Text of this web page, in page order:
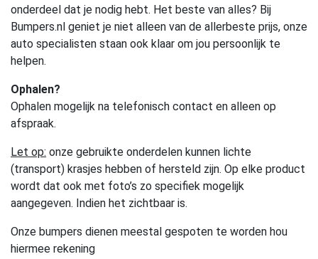
onderdeel dat je nodig hebt. Het beste van alles? Bij
Bumpers.nl geniet je niet alleen van de allerbeste prijs, onze
auto specialisten staan ook klaar om jou persoonlijk te
helpen.
Ophalen?
Ophalen mogelijk na telefonisch contact en alleen op
afspraak.
Let op: onze gebruikte onderdelen kunnen lichte
(transport) krasjes hebben of hersteld zijn. Op elke product
wordt dat ook met foto’s zo specifiek mogelijk
aangegeven. Indien het zichtbaar is.
Onze bumpers dienen meestal gespoten te worden hou
hiermee rekening